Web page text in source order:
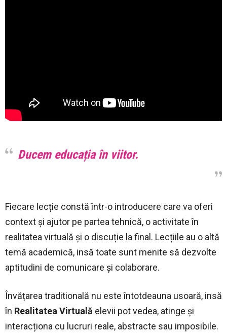
Ducem educația în viitor.
Fiecare lecție constă într-o introducere care va oferi
context și ajutor pe partea tehnică, o activitate în
realitatea virtuală și o discuție la final. Lecțiile au o altă
temă academică, insă toate sunt menite să dezvolte
aptitudini de comunicare și colaborare.
Învățarea traditională nu este întotdeauna usoară, insă
în Realitatea Virtuală elevii pot vedea, atinge și
interacționa cu lucruri reale, abstracte sau imposibile.